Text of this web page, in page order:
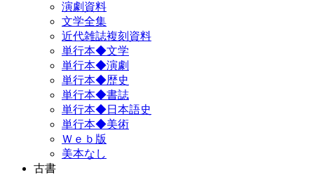
演劇資料
文学全集
近代雑誌複刻資料
単行本◆文学
単行本◆演劇
単行本◆歴史
単行本◆書誌
単行本◆日本語史
単行本◆美術
Ｗｅｂ版
美本なし
古書